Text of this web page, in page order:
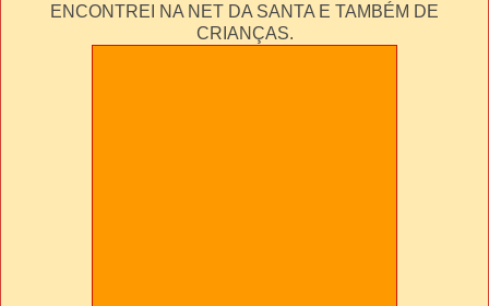
ENCONTREI NA NET DA SANTA E TAMBÉM DE
CRIANÇAS.